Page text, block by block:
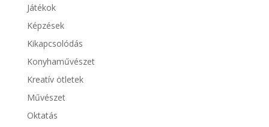
Játékok
Képzések
Kikapcsolódás
Konyhaművészet
Kreatív ötletek
Művészet
Oktatás